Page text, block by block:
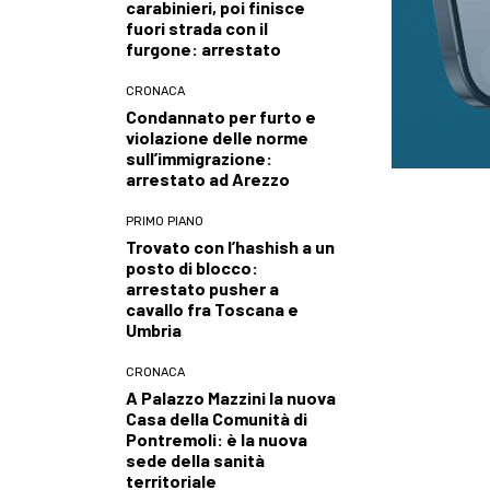
carabinieri, poi finisce
fuori strada con il
furgone: arrestato
CRONACA
Condannato per furto e
violazione delle norme
sull’immigrazione:
arrestato ad Arezzo
PRIMO PIANO
Trovato con l’hashish a un
posto di blocco:
arrestato pusher a
cavallo fra Toscana e
Umbria
CRONACA
A Palazzo Mazzini la nuova
Casa della Comunità di
Pontremoli: è la nuova
sede della sanità
territoriale